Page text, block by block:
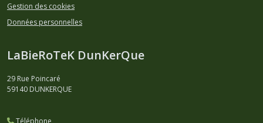
Gestion des cookies
Données personnelles
LaBieRoTeK DunKerQue
29 Rue Poincaré
59140 DUNKERQUE